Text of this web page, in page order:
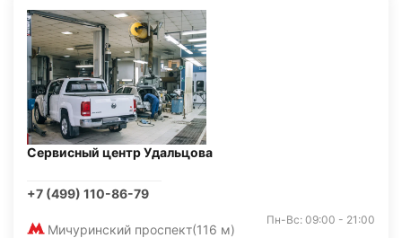
Сервисный центр Удальцова
+7 (499) 110-86-79
Мичуринский проспект(116 м)
Пн-Вс: 09:00 - 21:00